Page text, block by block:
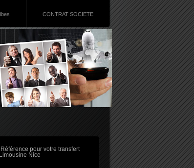
CONTRAT SOCIETE
RSS
pour votre transfert
Nice